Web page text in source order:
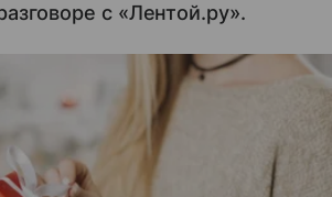
с «Лентой.ру».